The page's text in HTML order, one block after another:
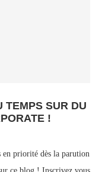
TEMPS SUR DU
!
en priorité dès la parution